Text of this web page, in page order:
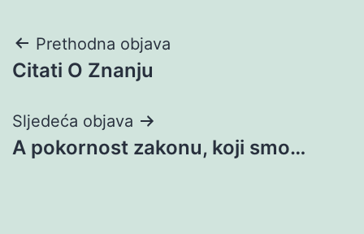
Navigacija
objava
Prethodna objava
Citati O Znanju
Sljedeća objava
A pokornost zakonu, koji smo…